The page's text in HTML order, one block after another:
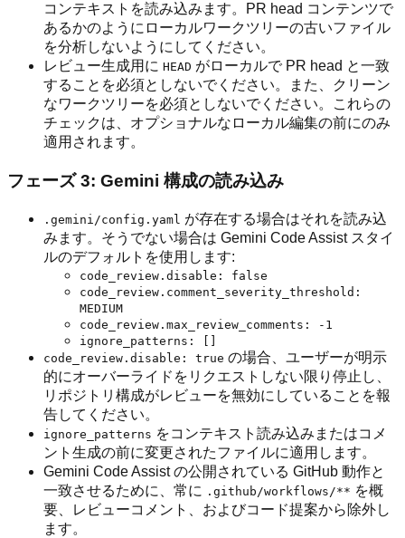
コンテキストを読み込みます。PR head コンテンツで
あるかのようにローカルワークツリーの古いファイル
を分析しないようにしてください。
レビュー生成用に HEAD がローカルで PR head と一致
することを必須としないでください。また、クリーン
なワークツリーを必須としないでください。これらの
チェックは、オプショナルなローカル編集の前にのみ
適用されます。
フェーズ 3: Gemini 構成の読み込み
.gemini/config.yaml が存在する場合はそれを読み込
みます。そうでない場合は Gemini Code Assist スタイ
ルのデフォルトを使用します:
code_review.disable: false
code_review.comment_severity_threshold:
MEDIUM
code_review.max_review_comments: -1
ignore_patterns: []
code_review.disable: true の場合、ユーザーが明示
的にオーバーライドをリクエストしない限り停止し、
リポジトリ構成がレビューを無効にしていることを報
告してください。
ignore_patterns をコンテキスト読み込みまたはコメ
ント生成の前に変更されたファイルに適用します。
Gemini Code Assist の公開されている GitHub 動作と
一致させるために、常に .github/workflows/** を概
要、レビューコメント、およびコード提案から除外し
ます。